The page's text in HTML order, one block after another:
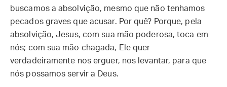
buscamos a absolvição, mesmo que não tenhamos
pecados graves que acusar. Por quê? Porque, pela
absolvição, Jesus, com sua mão poderosa, toca em
nós; com sua mão chagada, Ele quer
verdadeiramente nos erguer, nos levantar, para que
nós possamos servir a Deus.